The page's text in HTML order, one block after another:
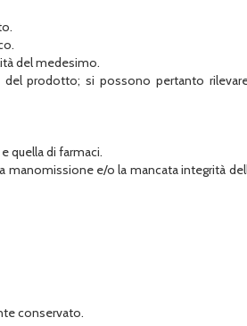
del medesimo.
prodotto; si possono pertanto
quella di farmaci.
e/o la mancata integrità
conservato.